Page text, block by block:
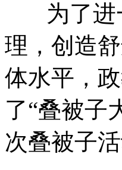
为了进
理，创造
体水平，
了“叠被子
次叠被子活